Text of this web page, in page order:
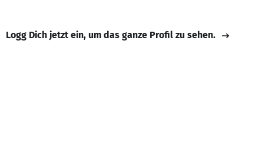
Logg Dich jetzt ein, um das ganze Profil zu sehen.